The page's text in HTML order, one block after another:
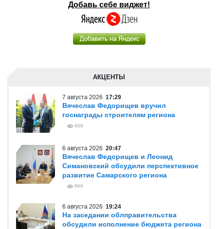
Добавь себе виджет!
АКЦЕНТЫ
7 августа 2026 17:29
Вячеслав Федорищев вручил
госнаграды строителям региона
608
6 августа 2026 20:47
Вячеслав Федорищев и Леонид
Симановский обсудили перспективное
развитие Самарского региона
866
6 августа 2026 19:24
На заседании облправительства
обсудили исполнение бюджета региона